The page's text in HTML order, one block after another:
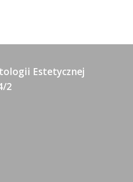
Estetycznej
2